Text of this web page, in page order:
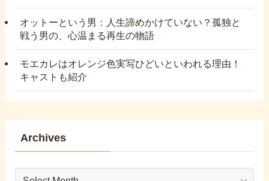
オットーという男：人生諦めかけていない？孤独と
戦う男の、心温まる再生の物語
モエカレはオレンジ色実写ひどいといわれる理由！
キャストも紹介
Archives
Archives